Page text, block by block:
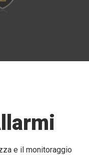
e il monitoraggio